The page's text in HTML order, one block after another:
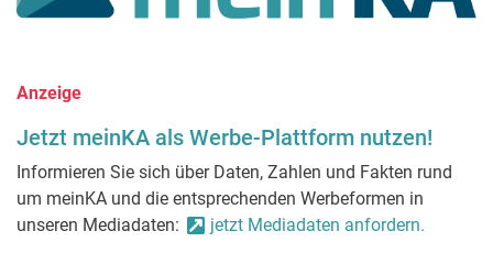
Anzeige
Jetzt meinKA als Werbe-Plattform nutzen!
Informieren Sie sich über Daten, Zahlen und Fakten rund
um meinKA und die entsprechenden Werbeformen in
unseren Mediadaten:
jetzt Mediadaten anfordern.